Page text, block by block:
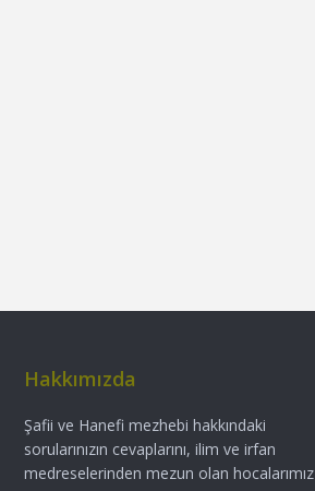
Hakkımızda
Şafii ve Hanefi mezhebi hakkındaki
sorularınızın cevaplarını, ilim ve irfan
medreselerinden mezun olan hocalarımız